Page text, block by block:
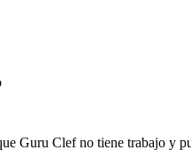
Guru Clef no tiene trabajo y